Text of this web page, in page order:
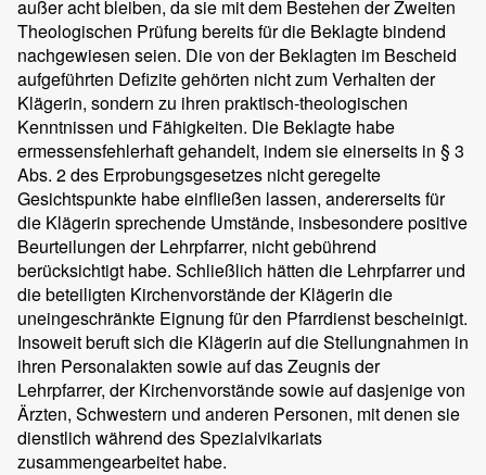
außer acht bleiben, da sie mit dem Bestehen der Zweiten
Theologischen Prüfung bereits für die Beklagte bindend
nachgewiesen seien. Die von der Beklagten im Bescheid
aufgeführten Defizite gehörten nicht zum Verhalten der
Klägerin, sondern zu ihren praktisch-theologischen
Kenntnissen und Fähigkeiten. Die Beklagte habe
ermessensfehlerhaft gehandelt, indem sie einerseits in § 3
Abs. 2 des Erprobungsgesetzes nicht geregelte
Gesichtspunkte habe einfließen lassen, andererseits für
die Klägerin sprechende Umstände, insbesondere positive
Beurteilungen der Lehrpfarrer, nicht gebührend
berücksichtigt habe. Schließlich hätten die Lehrpfarrer und
die beteiligten Kirchenvorstände der Klägerin die
uneingeschränkte Eignung für den Pfarrdienst bescheinigt.
Insoweit beruft sich die Klägerin auf die Stellungnahmen in
ihren Personalakten sowie auf das Zeugnis der
Lehrpfarrer, der Kirchenvorstände sowie auf dasjenige von
Ärzten, Schwestern und anderen Personen, mit denen sie
dienstlich während des Spezialvikariats
zusammengearbeitet habe.